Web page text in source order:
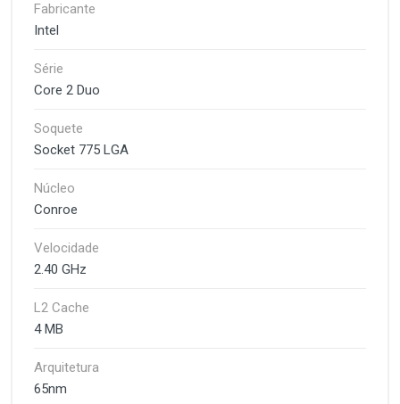
Fabricante
Intel
Série
Core 2 Duo
Soquete
Socket 775 LGA
Núcleo
Conroe
Velocidade
2.40 GHz
L2 Cache
4 MB
Arquitetura
65nm